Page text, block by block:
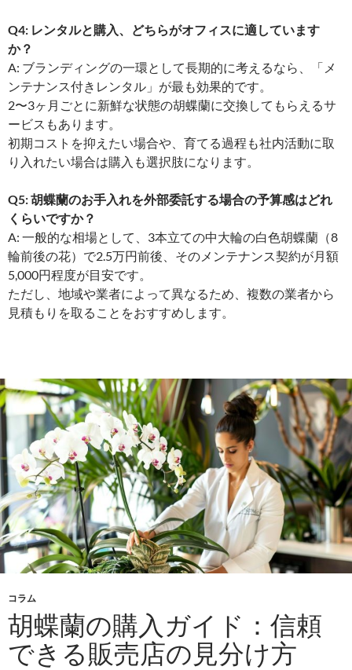
Q4: レンタルと購入、どちらがオフィスに適しています
か？
A: ブランディングの一環として長期的に考えるなら、「メ
ンテナンス付きレンタル」が最も効果的です。
2〜3ヶ月ごとに新鮮な状態の胡蝶蘭に交換してもらえるサ
ービスもあります。
初期コストを抑えたい場合や、育てる過程も社内活動に取
り入れたい場合は購入も選択肢になります。
Q5: 胡蝶蘭のお手入れを外部委託する場合の予算感はどれ
くらいですか？
A: 一般的な相場として、3本立ての中大輪の白色胡蝶蘭（8
輪前後の花）で2.5万円前後、そのメンテナンス契約が月額
5,000円程度が目安です。
ただし、地域や業者によって異なるため、複数の業者から
見積もりを取ることをおすすめします。
コラム
胡蝶蘭の購入ガイド：信頼
できる販売店の見分け方